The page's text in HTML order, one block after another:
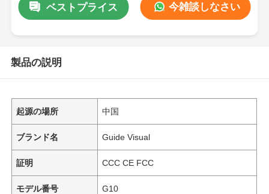
ベストプライス 今雑談しなさい
製品の説明
起源の場所 中国
ブランド名 Guide Visual
証明 CCC CE FCC
モデル番号 G10